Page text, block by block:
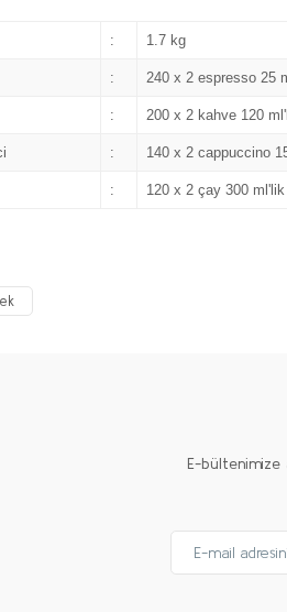
: 1.7 kg
: 240 x 2 espresso 25
: 200 x 2 kahve 120
: 140 x 2 cappuccino
: 120 x 2 çay 300
E-bültenimize